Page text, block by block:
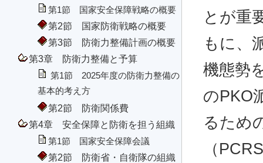
第1節 国家安全保障戦略の概要
第2節 国家防衛戦略の概要
第3節 防衛力整備計画の概要
第3章 防衛力整備と予算
第1節 2025年度の防衛力整備の
基本的考え方
第2節 防衛関係費
第4章 安全保障と防衛を担う組織
第1節 国家安全保障会議
第2節 防衛省・自衛隊の組織
とが重
もに、
機態勢
のPKO
るため
（